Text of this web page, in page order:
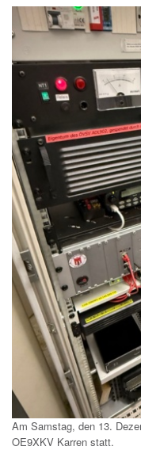
Am Samstag, den 13.
OE9XKV Karren statt.